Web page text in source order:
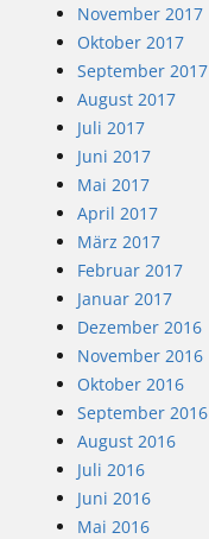
November 2017
Oktober 2017
September 2017
August 2017
Juli 2017
Juni 2017
Mai 2017
April 2017
März 2017
Februar 2017
Januar 2017
Dezember 2016
November 2016
Oktober 2016
September 2016
August 2016
Juli 2016
Juni 2016
Mai 2016